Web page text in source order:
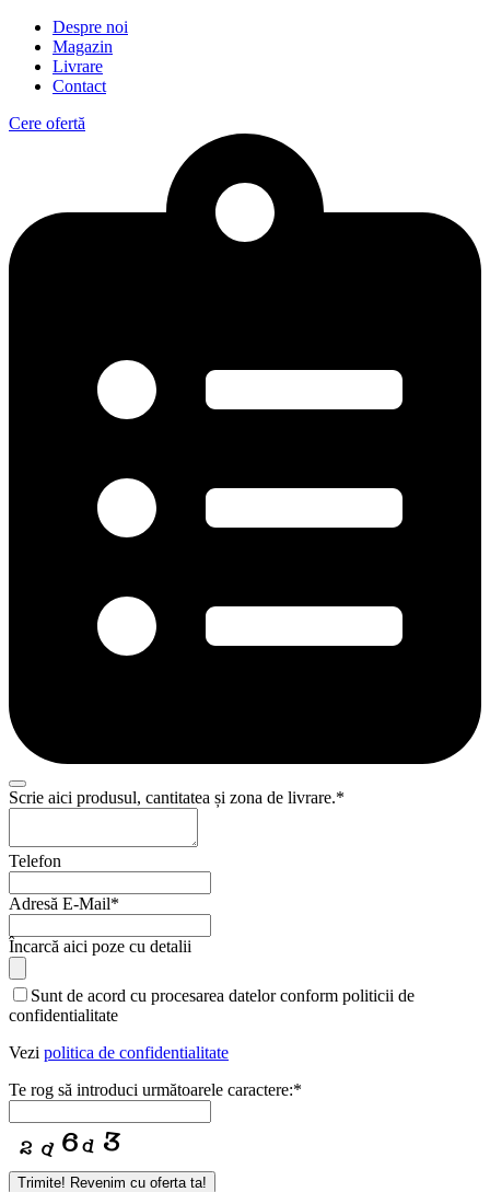
Despre noi
Magazin
Livrare
Contact
Cere ofertă
Scrie aici produsul, cantitatea și zona de livrare.*
Telefon
Adresă E-Mail*
Încarcă aici poze cu detalii
Email
Address*
Sunt de acord cu procesarea datelor conform politicii de
confidentialitate
Vezi politica de confidentialitate
Te rog să introduci următoarele caractere:*
Trimite! Revenim cu oferta ta!